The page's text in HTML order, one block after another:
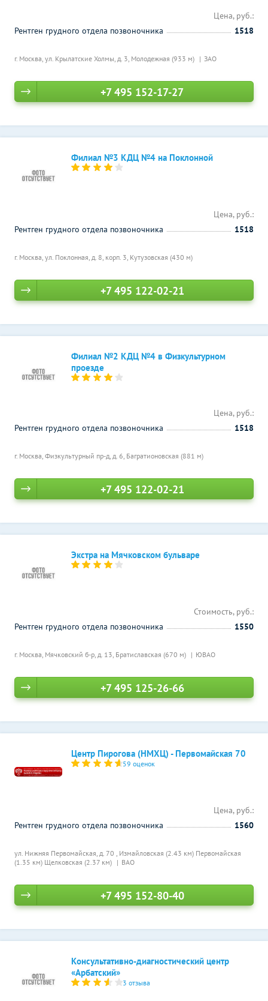
г. Москва, ул. Крылатские Холмы, д. 3, Молодежная (933 м) ЗАО
Цена, руб.:
Рентген грудного отдела позвоночника
1518
+7 495 152-17-27
Филиал №3 КДЦ №4 на Поклонной
г. Москва, ул. Поклонная, д. 8, корп. 3, Кутузовская (430 м)
Цена, руб.:
Рентген грудного отдела позвоночника
1518
+7 495 122-02-21
Филиал №2 КДЦ №4 в Физкультурном
проезде
г. Москва, Физкультурный пр-д, д. 6, Багратионовская (881 м)
Цена, руб.:
Рентген грудного отдела позвоночника
1518
+7 495 122-02-21
Экстра на Мячковском бульваре
г. Москва, Мячковский б-р, д. 13, Братиславская (670 м) ЮВАО
Стоимость, руб.:
Рентген грудного отдела позвоночника
1550
+7 495 125-26-66
Центр Пирогова (НМХЦ) - Первомайская 70
59 оценок
ул. Нижняя Первомайская, д. 70 , Измайловская (2.43 км) Первомайская
(1.35 км) Щелковская (2.37 км) ВАО
Цена, руб.:
Рентген грудного отдела позвоночника
1560
+7 495 152-80-40
Консультативно-диагностический центр
«Арбатский»
3 отзыва